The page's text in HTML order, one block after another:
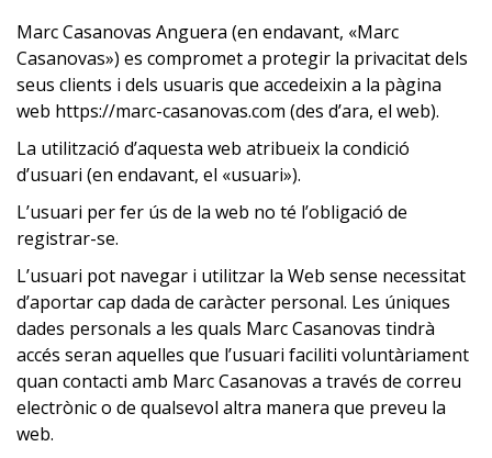
Marc Casanovas Anguera (en endavant, «Marc
Casanovas») es compromet a protegir la privacitat dels
seus clients i dels usuaris que accedeixin a la pàgina
web https://marc-casanovas.com (des d’ara, el web).
La utilització d’aquesta web atribueix la condició
d’usuari (en endavant, el «usuari»).
L’usuari per fer ús de la web no té l’obligació de
registrar-se.
L’usuari pot navegar i utilitzar la Web sense necessitat
d’aportar cap dada de caràcter personal. Les úniques
dades personals a les quals Marc Casanovas tindrà
accés seran aquelles que l’usuari faciliti voluntàriament
quan contacti amb Marc Casanovas a través de correu
electrònic o de qualsevol altra manera que preveu la
web.